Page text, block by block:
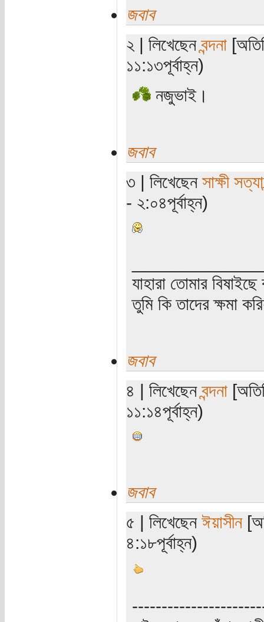
জবাব
২ | লিখেছেনবন্দনা
১১:১৩পূর্বাহ্ন)
নজুভাই।
জবাব
৩ | লিখেছেন সাক্ষী
- ২:০৪পূর্বাহ্ন)
যাহারা তোমার
তুমি কি তাদের ক্ষমা
জবাব
৪ | লিখেছেনবন্দনা
১১:১৪পূর্বাহ্ন)
জবাব
৫ | লিখেছেন ঈয়াসীন
৪:১৮পূর্বাহ্ন)